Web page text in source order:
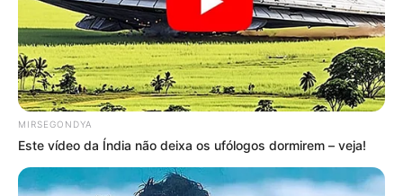
MIRSEGONDYA
Este vídeo da Índia não deixa os ufólogos dormirem – veja!